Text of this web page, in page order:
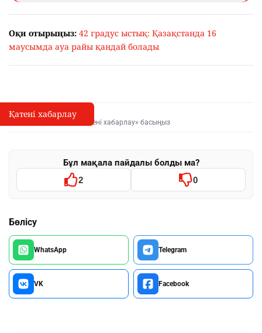
Оқи отырыңыз: 42 градус ыстық: Қазақстанда 16
маусымда ауа райы қандай болады
I
Қате туралы хабарлау
Мәтінді белгілеп, «Қатені хабарлау» басыңыз
Бұл мақала пайдалы болды ма?
2 0
Бөлісу
WhatsApp Telegram
VK Facebook
Қатені хабарлау